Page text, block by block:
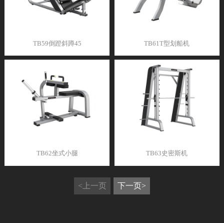
TB59倒蹬斜蹲45 TB61T型划船机
TB62坐式小腿 TB63史密斯机
<上一页 下一页>